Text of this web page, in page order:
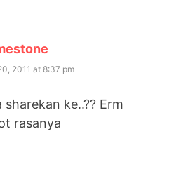
2011 at 8:37 pm
sharekan ke..?? Erm
rasanya